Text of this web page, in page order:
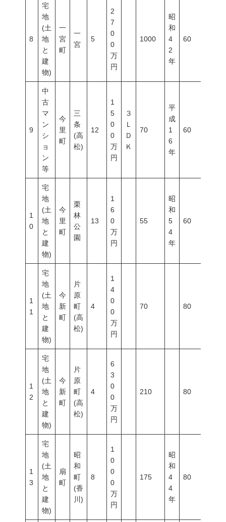
8
宅
地
(土
地
と
建
物)
一
宮
町
一
宮
5
2
7
0
0
万
円
1000
昭
和
4
2
年
60
9
中
古
マ
ン
シ
ョ
ン
等
今
里
町
三
条
(高
松)
12
1
5
0
0
万
円
３
Ｌ
Ｄ
Ｋ
70
平
成
1
6
年
60
1
0
宅
地
(土
地
と
建
物)
今
里
町
栗
林
公
園
13
1
6
0
万
円
55
昭
和
5
4
年
60
1
1
宅
地
(土
地
と
建
物)
今
新
町
片
原
町
(高
松)
4
1
4
0
0
万
円
70 80
1
2
宅
地
(土
地
と
建
物)
今
新
町
片
原
町
(高
松)
4
6
3
0
0
万
円
210 80
1
3
宅
地
(土
地
と
建
物)
扇
町
昭
和
町
(香
川)
8
1
0
0
0
万
円
175
昭
和
4
4
年
80